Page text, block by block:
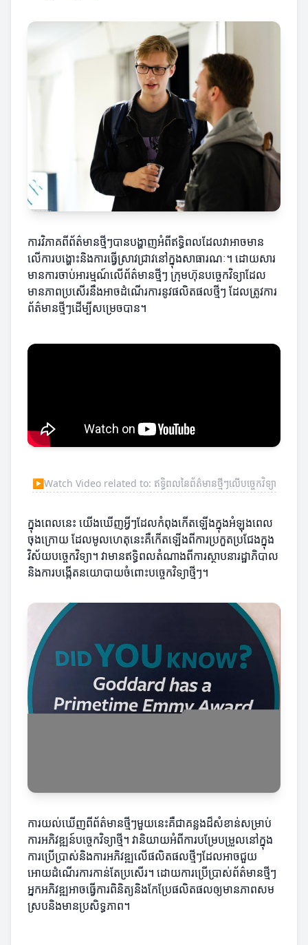
ការវិភាគពីព័ត៌មានថ្មីៗបានបង្ហាញអំពីឥទ្ធិពលដែលវាអាចមាន
លើការបង្ហោះនិងការធ្វើស្រាវជ្រាវនៅក្នុងសាធារណៈ។ ដោយសារ
មានការចាប់អារម្មណ៍លើព័ត៌មានថ្មីៗ ក្រុមហ៊ុនបច្ចេកវិទ្យាដែល
មានភាពប្រសើរនឹងអាចដំណើរការនូវផលិតផលថ្មីៗ ដែលត្រូវការ
ព័ត៌មានថ្មីៗដើម្បីសម្រេចបាន។
▶Watch Video related to: ឥទ្ធិពលនៃព័ត៌មានថ្មីៗលើបច្ចេកវិទ្យា
ក្នុងពេលនេះ យើងឃើញអ្វីៗដែលកំពុងកើតឡើងក្នុងអំឡុងពេល
ចុងក្រោយ ដែលមូលហេតុនេះគឺកើតឡើងពីការប្រកួតប្រជែងក្នុង
វិស័យបច្ចេកវិទ្យា។ វាមានឥទ្ធិពលតំណាងពីការស្ថាបនារដ្ឋាភិបាល
និងការបង្កើតនយោបាយចំពោះបច្ចេកវិទ្យាថ្មីៗ។
ការយល់ឃើញពីព័ត៌មានថ្មីៗមួយនេះគឺជាគន្លងដ៏សំខាន់សម្រាប់
ការអភិវឌ្ឍន៍បច្ចេកវិទ្យាថ្មី។ វានិយាយអំពីការបម្រែបម្រួលនៅក្នុង
ការប្រើប្រាស់និងការអភិវឌ្ឍលើផលិតផលថ្មីៗដែលអាចជួយ
អោយដំណើរការកាន់តែប្រសើរ។ ដោយការប្រើប្រាស់ព័ត៌មានថ្មីៗ
អ្នកអភិវឌ្ឍអាចធ្វើការពិនិត្យនិងកែប្រែផលិតផលឲ្យមានភាពសម
ស្របនិងមានប្រសិទ្ធភាព។